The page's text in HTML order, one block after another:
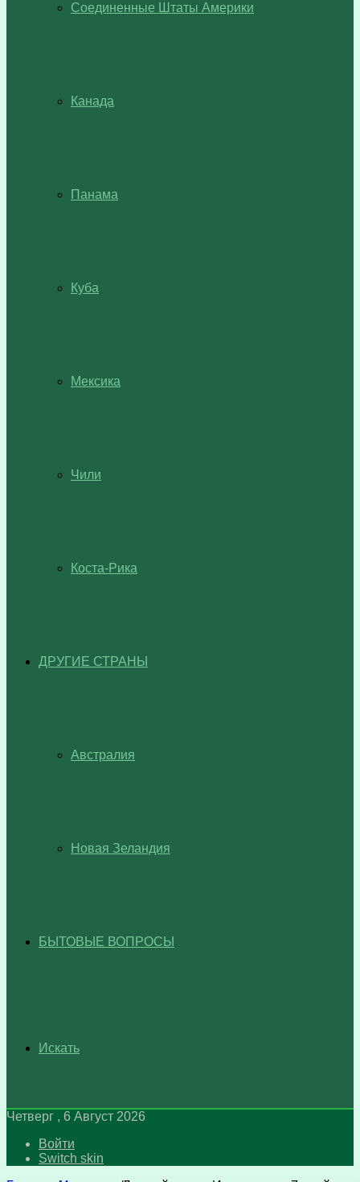
Соединенные Штаты Америки
Канада
Панама
Куба
Мексика
Чили
Коста-Рика
ДРУГИЕ СТРАНЫ
Австралия
Новая Зеландия
БЫТОВЫЕ ВОПРОСЫ
Искать
Четверг , 6 Август 2026
Войти
Switch skin